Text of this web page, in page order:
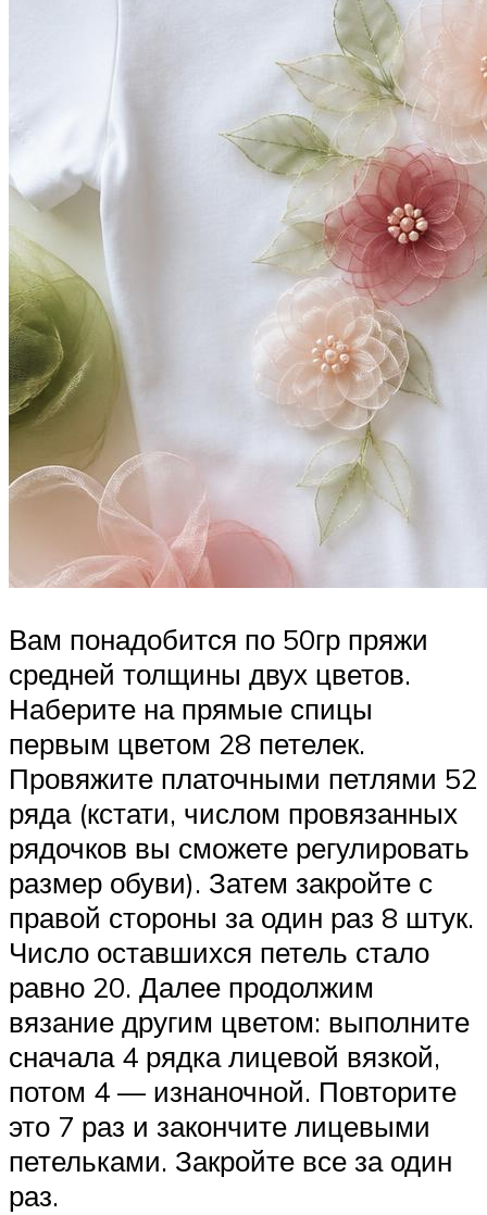
Вам понадобится по 50гр пряжи
средней толщины двух цветов.
Наберите на прямые спицы
первым цветом 28 петелек.
Провяжите платочными петлями 52
ряда (кстати, числом провязанных
рядочков вы сможете регулировать
размер обуви). Затем закройте с
правой стороны за один раз 8 штук.
Число оставшихся петель стало
равно 20. Далее продолжим
вязание другим цветом: выполните
сначала 4 рядка лицевой вязкой,
потом 4 — изнаночной. Повторите
это 7 раз и закончите лицевыми
петельками. Закройте все за один
раз.